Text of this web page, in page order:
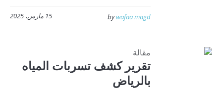
15 مارس، 2025 bywafaa magd
مقالة
تقرير كشف تسربات المياه
بالرياض